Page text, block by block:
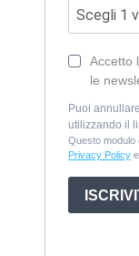
Accetto
le
Puoi
utilizzando il
Questo modulo
Privacy Policy